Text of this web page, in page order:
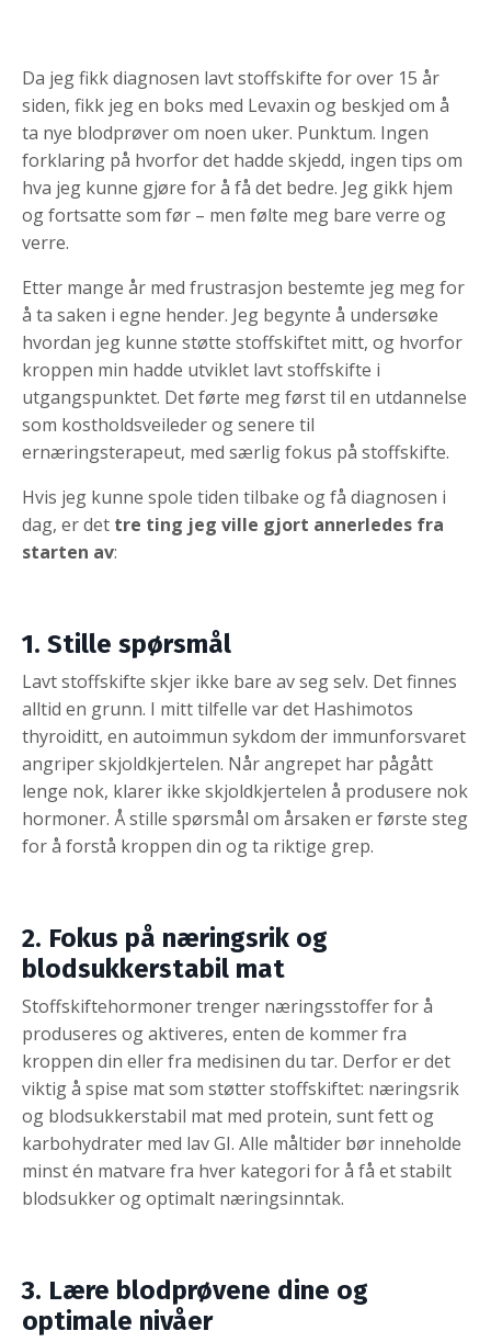
Da jeg fikk diagnosen lavt stoffskifte for over 15 år
siden, fikk jeg en boks med Levaxin og beskjed om å
ta nye blodprøver om noen uker. Punktum. Ingen
forklaring på hvorfor det hadde skjedd, ingen tips om
hva jeg kunne gjøre for å få det bedre. Jeg gikk hjem
og fortsatte som før – men følte meg bare verre og
verre.
Etter mange år med frustrasjon bestemte jeg meg for
å ta saken i egne hender. Jeg begynte å undersøke
hvordan jeg kunne støtte stoffskiftet mitt, og hvorfor
kroppen min hadde utviklet lavt stoffskifte i
utgangspunktet. Det førte meg først til en utdannelse
som kostholdsveileder og senere til
ernæringsterapeut, med særlig fokus på stoffskifte.
Hvis jeg kunne spole tiden tilbake og få diagnosen i
dag, er det tre ting jeg ville gjort annerledes fra
starten av:
1. Stille spørsmål
Lavt stoffskifte skjer ikke bare av seg selv. Det finnes
alltid en grunn. I mitt tilfelle var det Hashimotos
thyroiditt, en autoimmun sykdom der immunforsvaret
angriper skjoldkjertelen. Når angrepet har pågått
lenge nok, klarer ikke skjoldkjertelen å produsere nok
hormoner. Å stille spørsmål om årsaken er første steg
for å forstå kroppen din og ta riktige grep.
2. Fokus på næringsrik og
blodsukkerstabil mat
Stoffskiftehormoner trenger næringsstoffer for å
produseres og aktiveres, enten de kommer fra
kroppen din eller fra medisinen du tar. Derfor er det
viktig å spise mat som støtter stoffskiftet: næringsrik
og blodsukkerstabil mat med protein, sunt fett og
karbohydrater med lav GI. Alle måltider bør inneholde
minst én matvare fra hver kategori for å få et stabilt
blodsukker og optimalt næringsinntak.
3. Lære blodprøvene dine og
optimale nivåer